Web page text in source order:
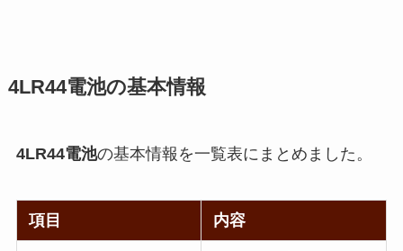
4LR44電池の基本情報
4LR44電池の基本情報を一覧表にまとめました。
項目 内容